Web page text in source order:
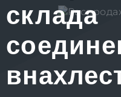
склада